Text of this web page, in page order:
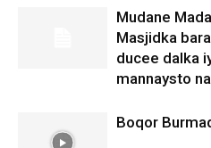
Mudane
Masjidka
ducee dalka
mannaysto
Boqor